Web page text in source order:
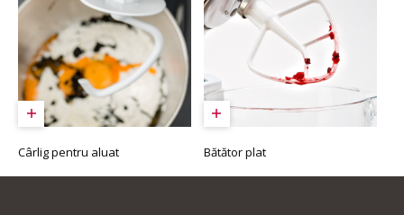
Cârlig pentru aluat Bătător plat